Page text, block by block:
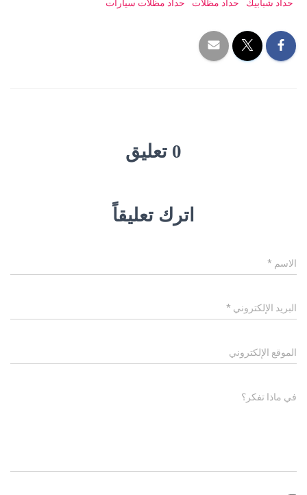
حداد شبابيك
حداد مظلات حداد مظلات سيارات
0 تعليق
اترك تعليقاً
الاسم *
البريد الإلكتروني *
الموقع الإلكتروني
في ماذا تفكر؟